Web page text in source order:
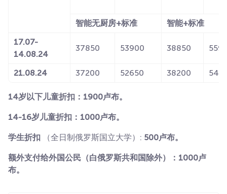
智能无厨房+标准
智能+标准
17.07-
14.08.24
37850 53900 38850
21.08.24 37200 52650 38200
14岁以下儿童折扣：1900卢布。
14-16岁儿童折扣：1000卢布。
学生折扣 （全日制俄罗斯国立大学）: 500卢布。
额外支付给外国公民（白俄罗斯共和国除外）：1000卢
布。